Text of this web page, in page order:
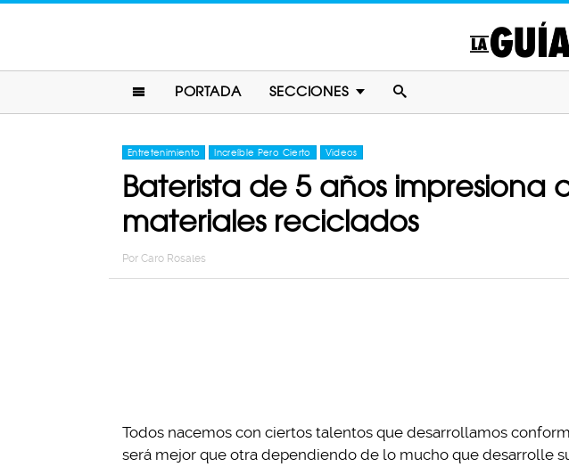
PORTADA SECCIONES
Entretenimiento Increíble Pero Cierto Videos
Baterista de 5 años
materiales reciclados
Por Caro Rosales
Todos nacemos con ciertos talentos que desarrollamos
será mejor que otra dependiendo de lo mucho que desarrolle